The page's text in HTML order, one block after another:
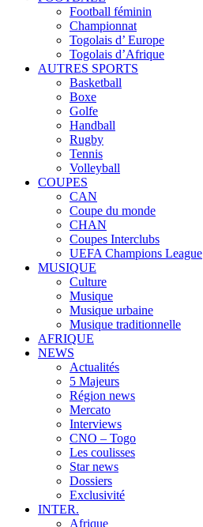
Football féminin
Championnat
Togolais d’ Europe
Togolais d’Afrique
AUTRES SPORTS
Basketball
Boxe
Golfe
Handball
Rugby
Tennis
Volleyball
COUPES
CAN
Coupe du monde
CHAN
Coupes Interclubs
UEFA Champions League
MUSIQUE
Culture
Musique
Musique urbaine
Musique traditionnelle
AFRIQUE
NEWS
Actualités
5 Majeurs
Région news
Mercato
Interviews
CNO – Togo
Les coulisses
Star news
Dossiers
Exclusivité
INTER.
Afrique